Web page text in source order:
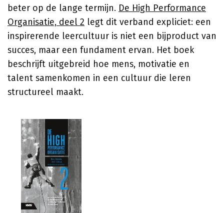
beter op de lange termijn. De High Performance
Organisatie, deel 2 legt dit verband expliciet: een
inspirerende leercultuur is niet een bijproduct van
succes, maar een fundament ervan. Het boek
beschrijft uitgebreid hoe mens, motivatie en
talent samenkomen in een cultuur die leren
structureel maakt.